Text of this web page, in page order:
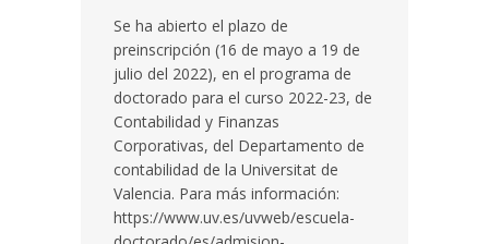
Se ha abierto el plazo de
preinscripción (16 de mayo a 19 de
julio del 2022), en el programa de
doctorado para el curso 2022-23, de
Contabilidad y Finanzas
Corporativas, del Departamento de
contabilidad de la Universitat de
Valencia. Para más información:
https://www.uv.es/uvweb/escuela-